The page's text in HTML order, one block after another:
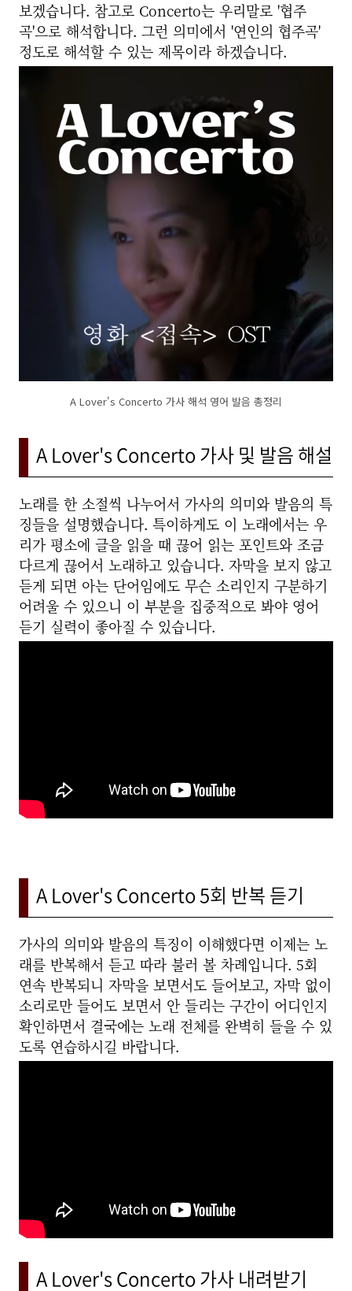
보겠습니다. 참고로 Concerto는 우리말로 '협주
곡'으로 해석합니다. 그런 의미에서 '연인의 협주곡'
정도로 해석할 수 있는 제목이라 하겠습니다.
A Lover's Concerto 가사 해석 영어 발음 총정리
A Lover's Concerto 가사 및 발음 해설
노래를 한 소절씩 나누어서 가사의 의미와 발음의 특
징들을 설명했습니다. 특이하게도 이 노래에서는 우
리가 평소에 글을 읽을 때 끊어 읽는 포인트와 조금
다르게 끊어서 노래하고 있습니다. 자막을 보지 않고
듣게 되면 아는 단어임에도 무슨 소리인지 구분하기
어려울 수 있으니 이 부분을 집중적으로 봐야 영어
듣기 실력이 좋아질 수 있습니다.
A Lover's Concerto 5회 반복 듣기
가사의 의미와 발음의 특징이 이해했다면 이제는 노
래를 반복해서 듣고 따라 불러 볼 차례입니다. 5회
연속 반복되니 자막을 보면서도 들어보고, 자막 없이
소리로만 들어도 보면서 안 들리는 구간이 어디인지
확인하면서 결국에는 노래 전체를 완벽히 들을 수 있
도록 연습하시길 바랍니다.
A Lover's Concerto 가사 내려받기